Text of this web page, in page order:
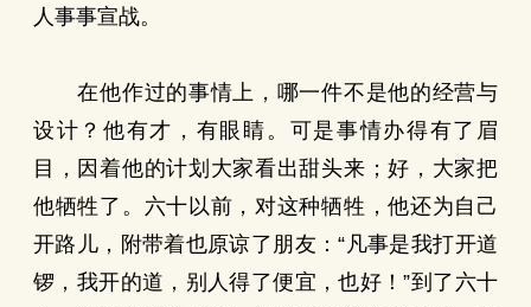
人事事宣战。
在他作过的事情上，哪一件不是他的经营与
设计？他有才，有眼睛。可是事情办得有了眉
目，因着他的计划大家看出甜头来；好，大家把
他牺牲了。六十以前，对这种牺牲，他还为自己
开路儿，附带着也原谅了朋友：“凡事是我打开道
锣，我开的道，别人得了便宜，也好！”到了六十